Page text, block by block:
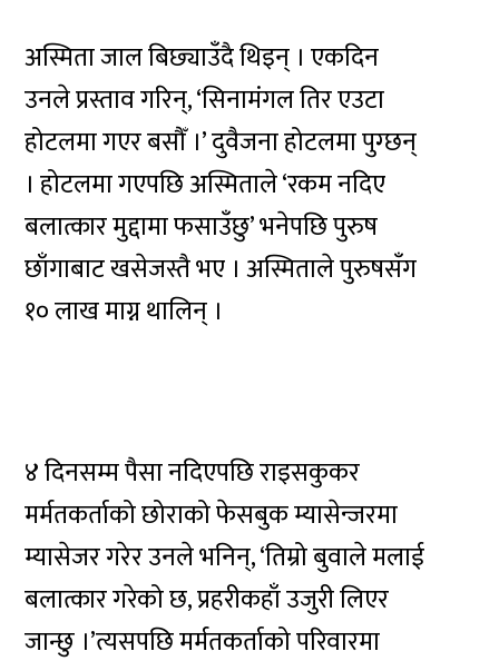
अस्मिता जाल बिछ्याउँदै थिइन् । एकदिन
उनले प्रस्ताव गरिन्, ‘सिनामंगल तिर एउटा
होटलमा गएर बसौँ ।’ दुवैजना होटलमा पुग्छन्
। होटलमा गएपछि अस्मिताले ‘रकम नदिए
बलात्कार मुद्दामा फसाउँछु’ भनेपछि पुरुष
छाँगाबाट खसेजस्तै भए । अस्मिताले पुरुषसँग
१० लाख माग्न थालिन् ।
४ दिनसम्म पैसा नदिएपछि राइसकुकर
मर्मतकर्ताको छोराको फेसबुक म्यासेन्जरमा
म्यासेजर गरेर उनले भनिन्, ‘तिम्रो बुवाले मलाई
बलात्कार गरेको छ, प्रहरीकहाँ उजुरी लिएर
जान्छु ।’त्यसपछि मर्मतकर्ताको परिवारमा